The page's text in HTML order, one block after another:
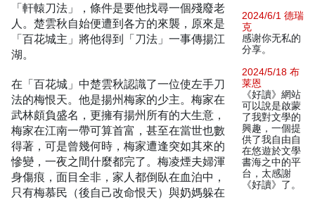
「軒轅刀法」，條件是要他找尋一個殘廢老
人。楚雲秋自始便遭到各方的來襲，原來是
「百花城主」將他得到「刀法」一事傳揚江
湖。
在「百花城」中楚雲秋認識了一位使左手刀
法的梅恨天。他是揚州梅家的少主。梅家在
武林頗負盛名，更擁有揚州所有的大生意，
梅家在江南一帶可算首富，甚至在當世也數
得著，可是曾幾何時，梅家遭逢突如其來的
慘變，一夜之間什麼都完了。梅凌煙夫婦渾
身傷痕，面目全非，家人都倒臥在血泊中，
只有梅慕民（後自己改命恨天）與奶媽躲在
2024/6/1 德瑞
克
感谢你无私的
分享。
2024/5/18 布
莱恩
《好讀》網站
可以說是啟蒙
了我對文學的
興趣，一個提
供了我自由自
在悠遊於文學
書海之中的平
台，太感謝
《好讀》了。